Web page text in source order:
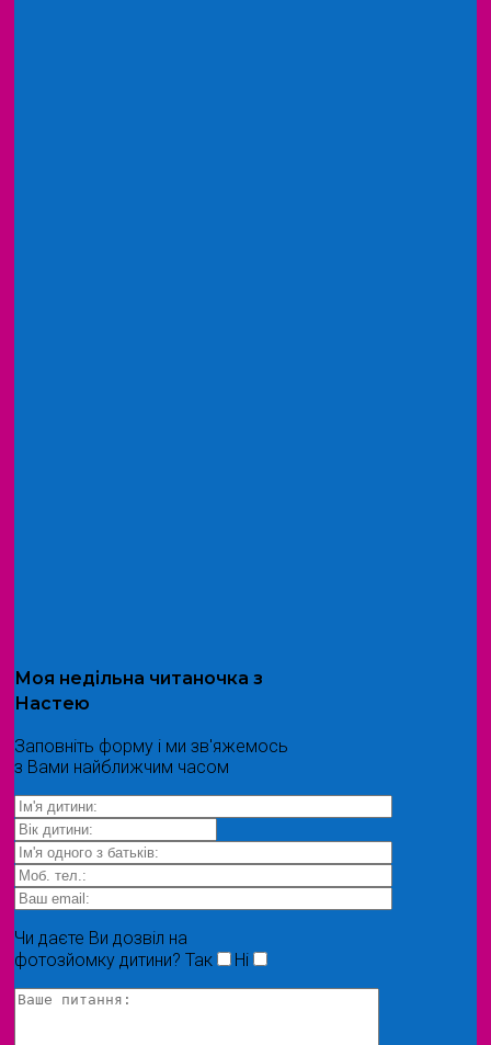
Моя недільна читаночка з
Настею
Заповніть форму і ми зв'яжемось
з Вами найближчим часом
Чи даєте Ви дозвіл на
фотозйомку дитини? Так Ні